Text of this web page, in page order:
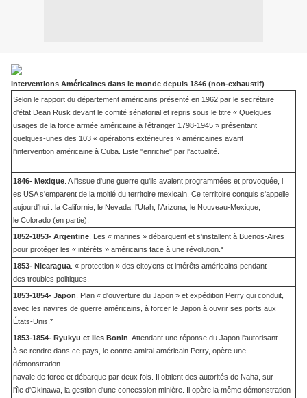
Interventions Américaines dans le monde depuis 1846 (non-exhaustif)
Selon le rapport du département américains présenté en 1962 par le secrétaire
d'état Dean Rusk devant le comité sénatorial et repris sous le titre « Quelques
usages de la force armée américaine à l'étranger 1798-1945 » présentant
quelques-unes des 103 « opérations extérieures » américaines avant
l'intervention américaine à Cuba. Liste "enrichie" par l'actualité.
1846- Mexique . A l'issue d'une guerre qu'ils avaient programmées et provoquée, l
es USA s'emparent de la moitié du territoire mexicain. Ce territoire conquis s'appelle
aujourd'hui : la Californie, le Nevada, l'Utah, l'Arizona, le Nouveau-Mexique,
le Colorado (en partie).
1852-1853- Argentine . Les « marines » débarquent et s'installent à Buenos-Aires
pour protéger les « intérêts » américains face à une révolution.*
1853- Nicaragua . « protection » des citoyens et intérêts américains pendant
des troubles politiques.
1853-1854- Japon . Plan « d'ouverture du Japon » et expédition Perry qui conduit,
avec les navires de guerre américains, à forcer le Japon à ouvrir ses ports aux
États-Unis.*
1853-1854- Ryukyu et Iles Bonin . Attendant une réponse du Japon l'autorisant
à se rendre dans ce pays, le contre-amiral américain Perry, opère une
démonstration
navale de force et débarque par deux fois. Il obtient des autorités de Naha, sur
l'île d'Okinawa, la gestion d'une concession minière. Il opère la même démonstration